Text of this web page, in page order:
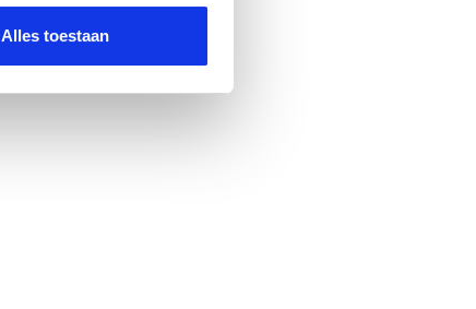
Alles toestaan